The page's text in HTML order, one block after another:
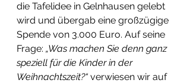
die Tafelidee in Gelnhausen gelebt
wird und übergab eine großzügige
Spende von 3.000 Euro. Auf seine
Frage: „Was machen Sie denn ganz
speziell für die Kinder in der
Weihnachtszeit?“ verwiesen wir auf